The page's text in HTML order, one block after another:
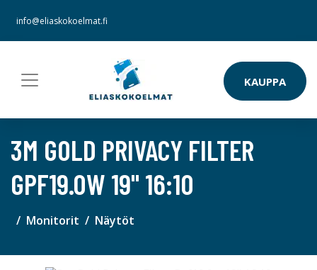
info@eliaskokoelmat.fi
KAUPPA
3M GOLD PRIVACY FILTER
GPF19.0W 19" 16:10
Monitorit Näytöt